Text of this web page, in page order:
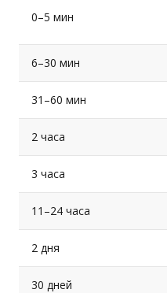
0–5 мин
6–30 мин
31–60 мин
2 часа
3 часа
11–24 часа
2 дня
30 дней